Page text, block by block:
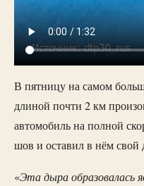
В пятницу на самом
длиной почти 2 км
автомобиль на полной
шов и оставил в нём свой
«Эта дыра образовалась